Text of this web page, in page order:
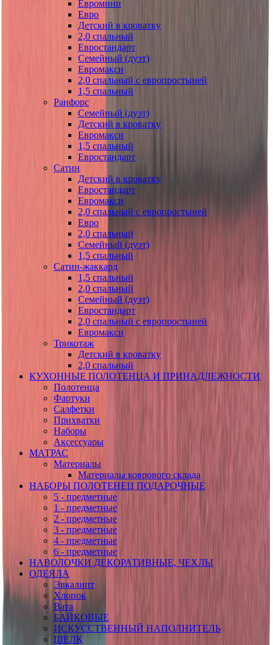
Евромини
Евро
Детский в кроватку
2,0 спальный
Евростандарт
Семейный (дуэт)
Евромакси
2,0 спальный с европростыней
1,5 спальный
Ранфорс
Семейный (дуэт)
Детский в кроватку
Евромакси
1,5 спальный
Евростандарт
Сатин
Детский в кроватку
Евростандарт
Евромакси
2,0 спальный с европростыней
Евро
2,0 спальный
Семейный (дуэт)
1,5 спальный
Сатин-жаккард
1,5 спальный
2,0 спальный
Семейный (дуэт)
Евростандарт
2,0 спальный с европростыней
Евромакси
Трикотаж
Детский в кроватку
2,0 спальный
КУХОННЫЕ ПОЛОТЕНЦА И ПРИНАДЛЕЖНОСТИ
Полотенца
Фартуки
Салфетки
Прихватки
Наборы
Аксессуары
МАТРАС
Материалы
Материалы коврового склада
НАБОРЫ ПОЛОТЕНЕЦ ПОДАРОЧНЫЕ
5 - предметные
1 - предметные
2 - предметные
3 - предметные
4 - предметные
6 - предметные
НАВОЛОЧКИ ДЕКОРАТИВНЫЕ, ЧЕХЛЫ
ОДЕЯЛА
Эвкалипт
Хлопок
Вата
БАЙКОВЫЕ
ИСКУССТВЕННЫЙ НАПОЛНИТЕЛЬ
ШЕЛК